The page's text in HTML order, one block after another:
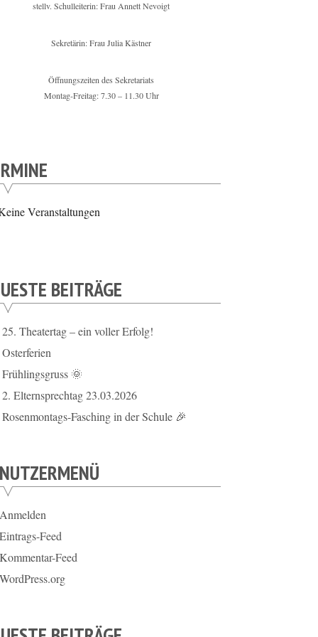
stellv. Schulleiterin: Frau Annett Nevoigt
Sekretärin: Frau Julia Kästner
Öffnungszeiten des Sekretariats
Montag-Freitag: 7.30 – 11.30 Uhr
Veranstaltungen
BEITRÄGE
25. Theatertag – ein voller Erfolg!
Osterferien
Frühlingsgruss 🌞
2. Elternsprechtag 23.03.2026
Rosenmontags-Fasching in der Schule 🎉
Feed
Feed